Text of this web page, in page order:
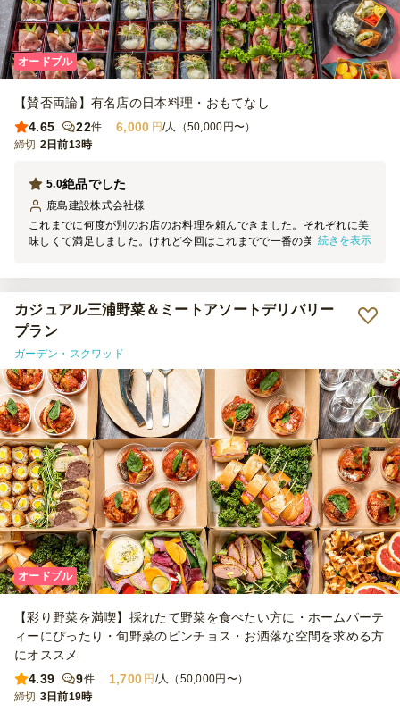
オードブル
【賛否両論】有名店の日本料理・おもてなし
4.65
22件 6,000 円/人（50,000円〜）
締切 2日前13時
絶品でした
5.0
鹿島建設株式会社様
これまでに何度が別のお店のお料理を頼んできました。それぞれに美
味しくて満足しました。けれど今回はこれまでで一番の美味しさでし
高くなってきたので品質保持が心配でした。保冷剤は入っていました
が大１個だけだったので、これからは２，３個はあった方が安心で
す。届いて直ぐに食べられるわけではないので短時間でも大丈夫なよ
うな配慮が欲しかったです。
続きを表示
カジュアル三浦野菜＆ミートアソートデリバリー
プラン
ガーデン・スクワッド
オードブル
【彩り野菜を満喫】採れたて野菜を食べたい方に・ホームパーテ
ィーにぴったり・旬野菜のピンチョス・お洒落な空間を求める方
にオススメ
4.39
9件 1,700 円/人（50,000円〜）
締切 3日前19時